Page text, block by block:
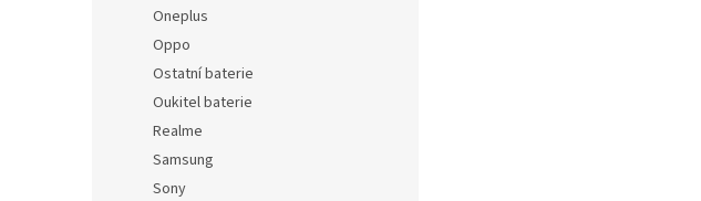
Oneplus
Oppo
Ostatní baterie
Oukitel baterie
Realme
Samsung
Sony